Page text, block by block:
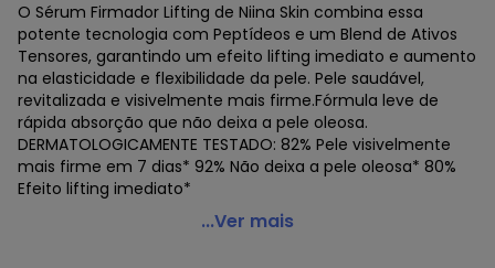
O Sérum Firmador Lifting de Niina Skin combina essa
potente tecnologia com Peptídeos e um Blend de Ativos
Tensores, garantindo um efeito lifting imediato e aumento
na elasticidade e flexibilidade da pele. Pele saudável,
revitalizada e visivelmente mais firme.Fórmula leve de
rápida absorção que não deixa a pele oleosa.
DERMATOLOGICAMENTE TESTADO: 82% Pele visivelmente
mais firme em 7 dias* 92% Não deixa a pele oleosa* 80%
Efeito lifting imediato*
Niina Secrets - Sérum Firmador Skin Lifting 30ml
...Ver mais